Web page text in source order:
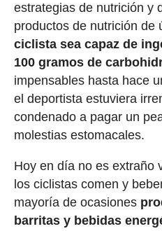
estrategias de nutrición y
productos de nutrición de
ciclista sea capaz de
100 gramos de
impensables hasta hace
el deportista estuviera
condenado a pagar un
molestias estomacales.
Hoy en día no es extraño
los ciclistas comen y
mayoría de ocasiones
barritas y bebidas